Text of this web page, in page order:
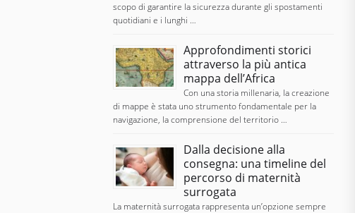
scopo di garantire la sicurezza durante gli spostamenti
quotidiani e i lunghi …
Approfondimenti storici
attraverso la più antica
mappa dell’Africa
Con una storia millenaria, la creazione
di mappe è stata uno strumento fondamentale per la
navigazione, la comprensione del territorio …
Dalla decisione alla
consegna: una timeline del
percorso di maternità
surrogata
La maternità surrogata rappresenta un’opzione sempre